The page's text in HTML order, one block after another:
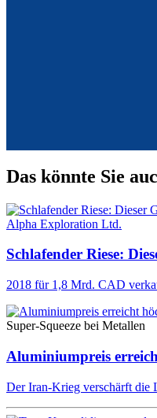
Das könnte Sie
Alpha Exploration Ltd.
Schlafender Riese:
2018 für 1,8 Mrd. CAD
Super-Squeeze bei Metallen
Aluminiumpreis
Der Iran-Krieg verschärft die